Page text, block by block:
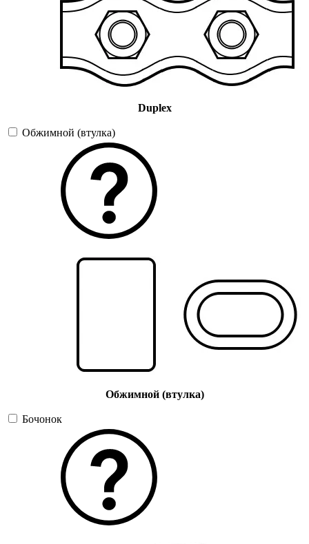
Duplex
Обжимной (втулка)
Обжимной (втулка)
Бочонок